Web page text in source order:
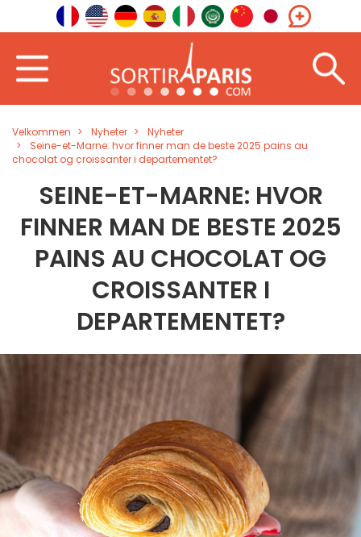
Velkommen Nyheter
Nyheter
Seine-et-Marne: hvor finner man de beste 2025 pains au
chocolat og croissanter i departementet?
SEINE-ET-MARNE: HVOR
FINNER MAN DE BESTE 2025
PAINS AU CHOCOLAT OG
CROISSANTER I
DEPARTEMENTET?